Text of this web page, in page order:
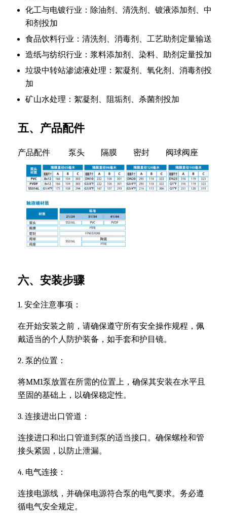
化工与电镀行业：除油剂、清洗剂、镀液添加剂、中
和剂投加
食品饮料行业：清洗剂、消毒剂、工艺助剂定量输送
造纸与纺织行业：浆料添加剂、染料、助剂定量投加
垃圾中转站渗滤液处理：絮凝剂、氧化剂、消毒剂投
加
矿山水处理：絮凝剂、阻垢剂、杀菌剂投加
五、产品配件
产品配件 泵头 隔膜 密封 阀球阀座
六、安装步骤
1. 安全注意事项：
在开始安装之前，请确保遵守所有安全操作规程，佩
戴适当的个人防护装备，如手套和护目镜。
2. 泵的位置：
将MM1泵放置在所需的位置上，确保其安装在水平且
坚固的基础上，以确保稳定性。
3. 连接进出口管道：
连接进口和出口管道到泵的适当接口。确保螺栓和管
接头紧固，以防止泄漏。
4. 电气连接：
连接电源线，并确保电源符合泵的电气要求。务必遵
循电气安全规定。